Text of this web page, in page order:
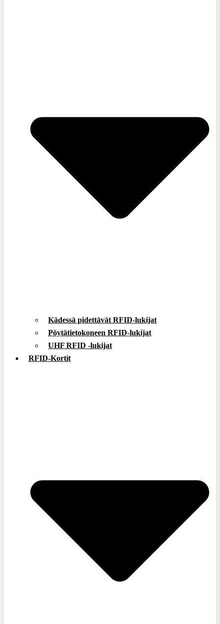
Kädessä pidettävät RFID-lukijat
Pöytätietokoneen RFID-lukijat
UHF RFID -lukijat
RFID-Kortit